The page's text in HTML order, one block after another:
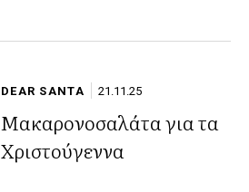
DEAR SANTA 21.11.25
Μακαρονοσαλάτα για τα
Χριστούγεννα